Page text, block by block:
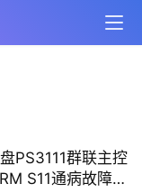
PS3111群联主控
S11通病故障数